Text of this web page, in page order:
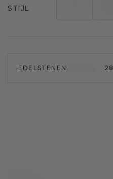
STIJL
EDELSTENEN 28